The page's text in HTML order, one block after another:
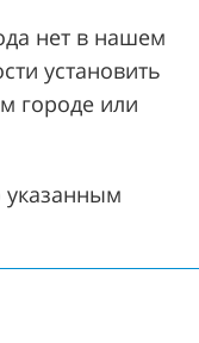
нет в нашем
установить
городе или
указанным